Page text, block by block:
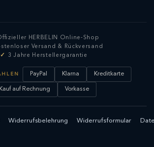
HERBELIN Online-Shop
Versand & Rückversand
3 Jahre Herstellergarantie
PayPal Klarna Kreditkarte
Kauf auf Rechnung Vorkasse
Widerrufsbelehrung Widerrufsformular